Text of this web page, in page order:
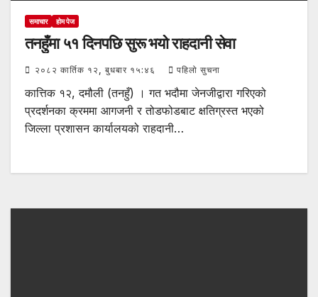
समाचार होम पेज
तनहुँमा ५१ दिनपछि सुरू भयो राहदानी सेवा
२०८२ कार्तिक १२, बुधबार १५:४६ पहिलो सुचना
कात्तिक १२, दमौली (तनहुँ) । गत भदौमा जेनजीद्वारा गरिएको
प्रदर्शनका क्रममा आगजनी र तोडफोडबाट क्षतिग्रस्त भएको
जिल्ला प्रशासन कार्यालयको राहदानी…